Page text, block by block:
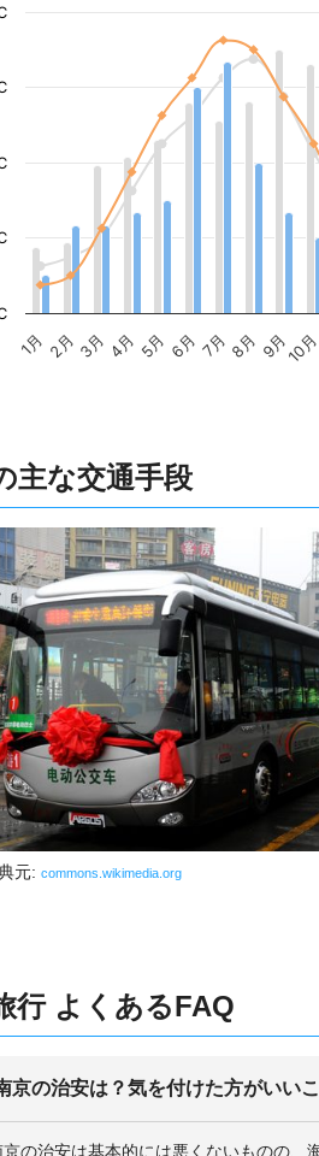
1月 2月 3月 4月 5月 6月 7月 8月 9月10月
主な交通手段
元: commons.wikimedia.org
行 よくあるFAQ
京の治安は？気を付けた方がいい
の治安は基本的には悪くないものの、